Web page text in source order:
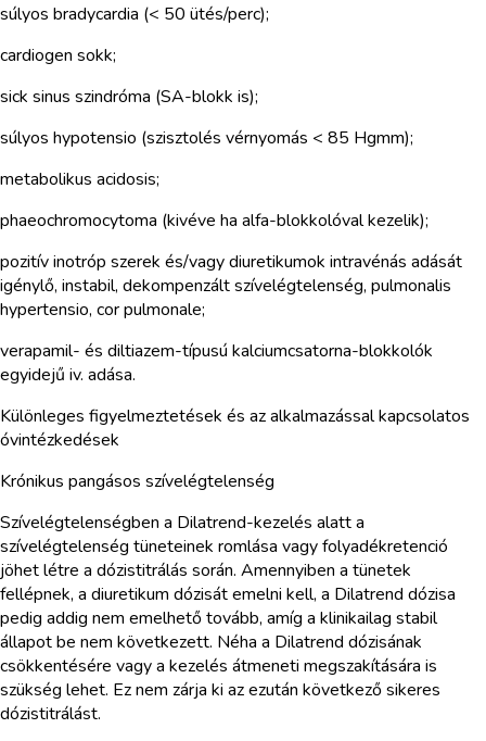
súlyos bradycardia (< 50 ütés/perc);
cardiogen sokk;
sick sinus szindróma (SA-blokk is);
súlyos hypotensio (szisztolés vérnyomás < 85 Hgmm);
metabolikus acidosis;
phaeochromocytoma (kivéve ha alfa-blokkolóval kezelik);
pozitív inotróp szerek és/vagy diuretikumok intravénás adását
igénylő, instabil, dekompenzált szívelégtelenség, pulmonalis
hypertensio, cor pulmonale;
verapamil- és diltiazem-típusú kalciumcsatorna-blokkolók
egyidejű iv. adása.
Különleges figyelmeztetések és az alkalmazással kapcsolatos
óvintézkedések
Krónikus pangásos szívelégtelenség
Szívelégtelenségben a Dilatrend-kezelés alatt a
szívelégtelenség tüneteinek romlása vagy folyadékretenció
jöhet létre a dózistitrálás során. Amennyiben a tünetek
fellépnek, a diuretikum dózisát emelni kell, a Dilatrend dózisa
pedig addig nem emelhető tovább, amíg a klinikailag stabil
állapot be nem következett. Néha a Dilatrend dózisának
csökkentésére vagy a kezelés átmeneti megszakítására is
szükség lehet. Ez nem zárja ki az ezután következő sikeres
dózistitrálást.